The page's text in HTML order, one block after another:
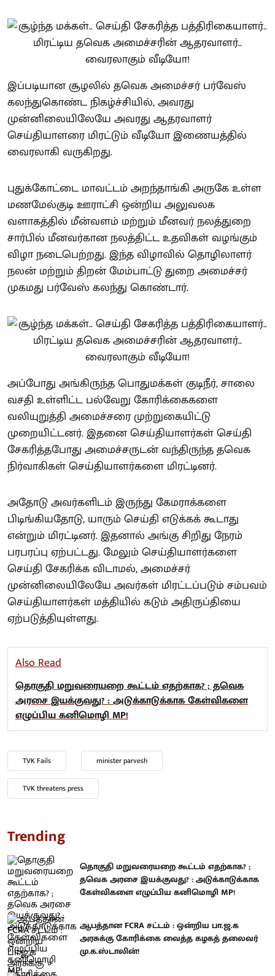
இப்படியான சூழலில் தவெக அமைச்சர் பர்வேஸ்
கலந்துகொண்ட நிகழ்ச்சியில், அவரது
முன்னிலையிலேயே அவரது ஆதரவாளர்
செய்தியாளரை மிரட்டும் வீடியோ இணையத்தில்
வைரலாகி வருகிறது.
புதுக்கோட்டை மாவட்டம் அறந்தாங்கி அருகே உள்ள
மணமேல்குடி ஊராட்சி ஒன்றிய அலுவலக
வளாகத்தில் மீன்வளம் மற்றும் மீனவர் நலத்துறை
சார்பில் மீனவர்கான நலத்திட்ட உதவிகள் வழங்கும்
விழா நடைபெற்றது. இந்த விழாவில் தொழிலாளர்
நலன் மற்றும் திறன் மேம்பாட்டு துறை அமைச்சர்
முகமது பர்வேஸ் கலந்து கொண்டார்.
அப்போது அங்கிருந்த பொதுமக்கள் குடிநீர், சாலை
வசதி உள்ளிட்ட பல்வேறு கோரிக்கைகளை
வலியுறுத்தி அமைச்சரை முற்றுகையிட்டு
முறையிட்டனர். இதனை செய்தியாளர்கள் செய்தி
சேகரித்தபோது அமைச்சருடன் வந்திருந்த தவெக
நிர்வாகிகள் செய்தியாளர்களை மிரட்டினர்.
அதோடு அவர்களிடம் இருந்து கேமராக்களை
பிடிங்கியதோடு, யாரும் செய்தி எடுக்கக் கூடாது
என்றும் மிரட்டினர். இதனால் அங்கு சிறிது நேரம்
பரபரப்பு ஏற்பட்டது. மேலும் செய்தியாளர்களை
செய்தி சேகரிக்க விடாமல், அமைச்சர்
முன்னிலையிலேயே அவர்கள் மிரட்டப்படும் சம்பவம்
செய்தியாளர்கள் மத்தியில் கடும் அதிருப்தியை
ஏற்படுத்தியுள்ளது.
Also Read
தொகுதி மறுவரையறை கூட்டம் எதற்காக? ; தவெக
அரசை இயக்குவது? : அடுக்காடுக்காக கேள்விகளை
எழுப்பிய கனிமொழி MP!
TVK Fails minister parvesh
TVK threatens press
Trending
தொகுதி மறுவரையறை கூட்டம் எதற்காக? ;
தவெக அரசை இயக்குவது? : அடுக்காடுக்காக
கேள்விகளை எழுப்பிய கனிமொழி MP!
ஆபத்தான FCRA சட்டம் : ஒன்றிய பா.ஜ.க
அரசுக்கு கோரிக்கை வைத்த கழகத் தலைவர்
மு.க.ஸ்டாலின்!